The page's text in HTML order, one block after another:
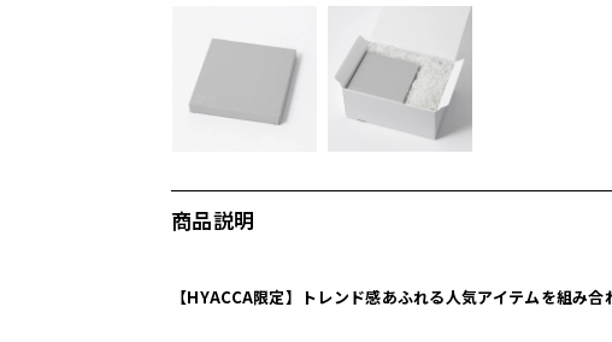
商品説明
【HYACCA限定】トレンド感あふれる人気アイテムを組み